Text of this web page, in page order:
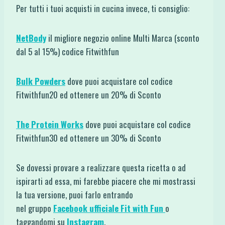
Per tutti i tuoi acquisti in cucina invece, ti consiglio:
NetBodyil migliore negozio online Multi Marca (sconto
dal 5 al 15%) codice Fitwithfun
Bulk Powders dove puoi acquistare col codice
Fitwithfun20 ed ottenere un 20% di Sconto
The Protein Works dove puoi acquistare col codice
Fitwithfun30 ed ottenere un 30% di Sconto
Se dovessi provare a realizzare questa ricetta o ad
ispirarti ad essa, mi farebbe piacere che mi mostrassi
la tua versione, puoi farlo entrando
nel gruppo Facebook ufficiale Fit with Fun o
taggandomi su Instagram.